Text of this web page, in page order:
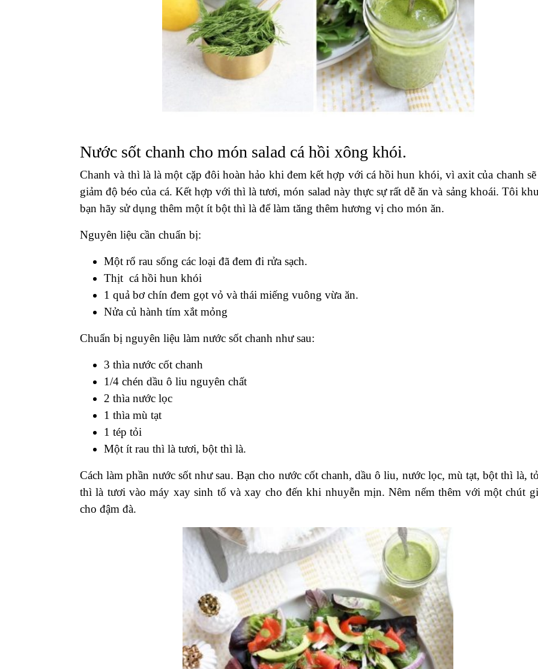
Nước sốt chanh cho món salad cá hồi xông khói.
Chanh và thì là là một cặp đôi hoàn hảo khi đem kết hợp với cá hồi hun khói, vì axit của chanh
giảm độ béo của cá. Kết hợp với thì là tươi, món salad này thực sự rất dễ ăn và sảng khoái. Tôi
bạn hãy sử dụng thêm một ít bột thì là để làm tăng thêm hương vị cho món ăn.
Nguyên liệu cần chuẩn bị:
Một rổ rau sống các loại đã đem đi rửa sạch.
Thịt cá hồi hun khói
1 quả bơ chín đem gọt vỏ và thái miếng vuông vừa ăn.
Nửa củ hành tím xắt mỏng
Chuẩn bị nguyên liệu làm nước sốt chanh như sau:
3 thìa nước cốt chanh
1/4 chén dầu ô liu nguyên chất
2 thìa nước lọc
1 thìa mù tạt
1 tép tỏi
Một ít rau thì là tươi, bột thì là.
Cách làm phần nước sốt như sau. Bạn cho nước cốt chanh, dầu ô liu, nước lọc, mù tạt, bột thì là,
thì là tươi vào máy xay sinh tố và xay cho đến khi nhuyễn mịn. Nêm nếm thêm với một chút
cho đậm đà.